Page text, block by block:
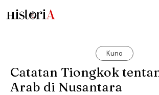
Kuno
Catatan Tiongkok
Arab di Nusantara